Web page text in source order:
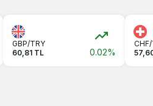
GBP/TRY
60,81 TL
0.02%